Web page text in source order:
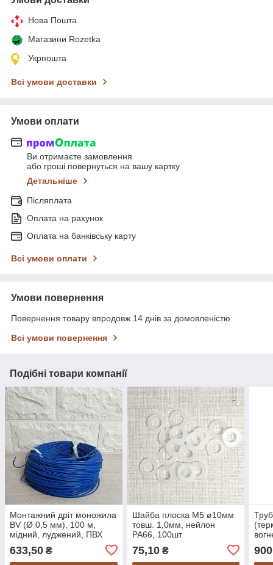
Нова Пошта
Магазини Rozetka
Укрпошта
Всі умови доставки
Умови оплати
Ви отримаєте замовлення
або гроші повернуться на вашу картку
Детальніше
Післяплата
Оплата на рахунок
Оплата на банківську карту
Всі умови оплати
Умови повернення
Повернення товару впродовж 14 днів за домовленістю
Всі умови повернення
Подібні товари компанії
Монтажний дріт моножила
BV (Ø 0,5 мм), 100 м,
мідний, луджений, ПВХ
633,50 ₴
Шайба плоска М5 ø10мм
товш. 1,0мм, нейлон
PA66, 100шт
75,10₴